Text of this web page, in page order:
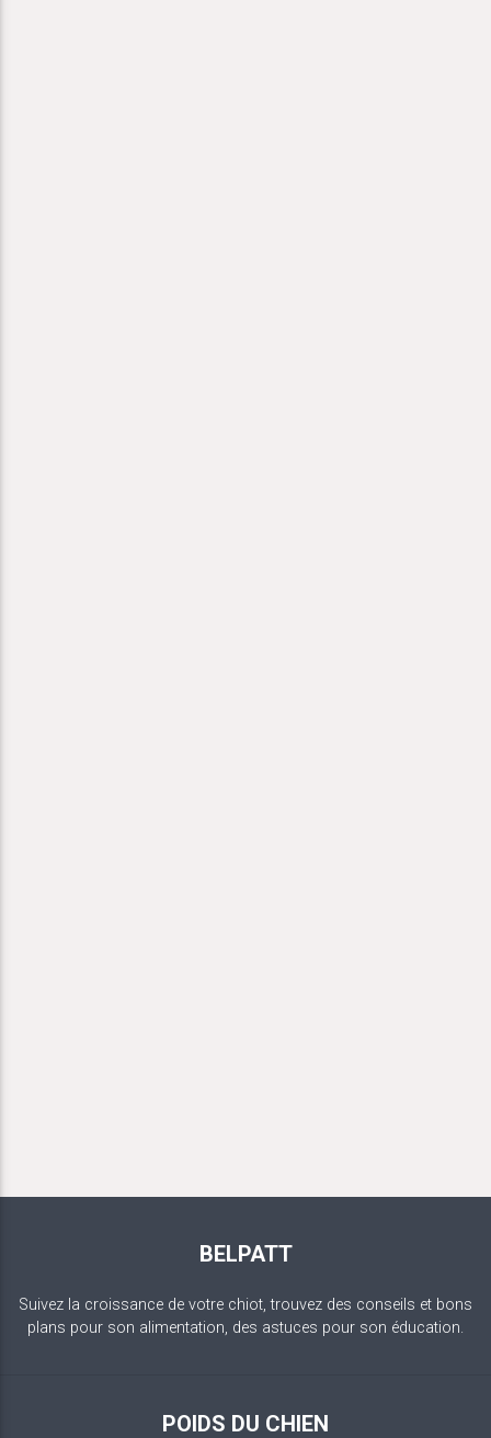
BELPATT
Suivez la croissance de votre chiot, trouvez des conseils et bons
plans pour son alimentation, des astuces pour son éducation.
POIDS DU CHIEN